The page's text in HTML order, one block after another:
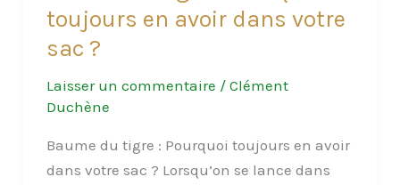
toujours en avoir dans votre
sac ?
Laisser un commentaire / Clément
Duchène
Baume du tigre : Pourquoi toujours en avoir
dans votre sac ? Lorsqu’on se lance dans